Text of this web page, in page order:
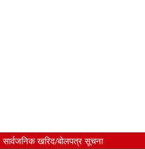
सार्वजनिक खरिद/बोलपत्र सूचना